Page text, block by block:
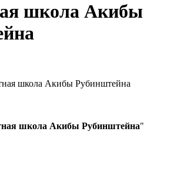
школа Акибы
школа Акибы Рубинштейна"